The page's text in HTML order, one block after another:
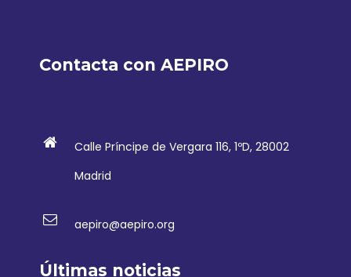
Contacta con AEPIRO
Calle Príncipe de Vergara 116, 1ºD, 28002
Madrid
aepiro@aepiro.org
Últimas noticias